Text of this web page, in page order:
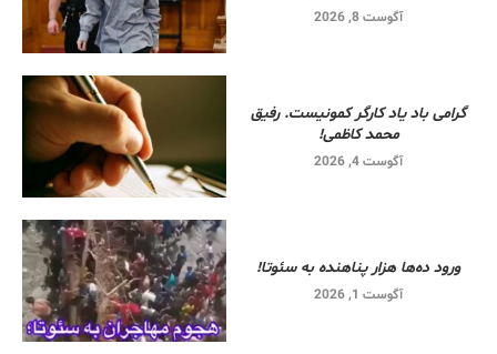
آگوست 8, 2026
گرامی باد یاد کارگر کمونیست. رفیق
محمد کاظمی!
آگوست 4, 2026
ورود ده‌ها هزار پناهنده به سئوتا!
آگوست 1, 2026